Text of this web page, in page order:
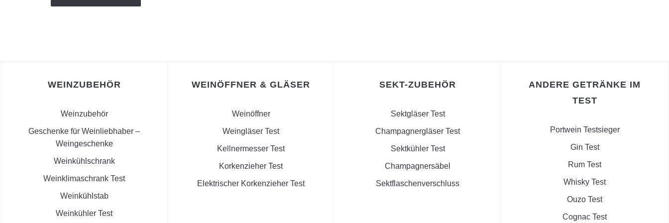
WEINZUBEHÖR
Weinzubehör
Geschenke für Weinliebhaber –
Weingeschenke
Weinkühlschrank
Weinklimaschrank Test
Weinkühlstab
Weinkühler Test
WEINÖFFNER & GLÄSER
Weinöffner
Weingläser Test
Kellnermesser Test
Korkenzieher Test
Elektrischer Korkenzieher Test
SEKT-ZUBEHÖR
Sektgläser Test
Champagnergläser Test
Sektkühler Test
Champagnersäbel
Sektflaschenverschluss
ANDERE GETRÄNKE IM
TEST
Portwein Testsieger
Gin Test
Rum Test
Whisky Test
Ouzo Test
Cognac Test